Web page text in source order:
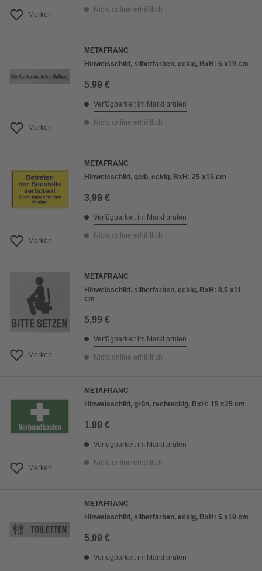
Merken
Nicht online erhältlich
Merken
METAFRANC
Hinweisschild, silberfarben, eckig, BxH: 5 x19 cm
5,99 €
Verfügbarkeit im Markt prüfen
Nicht online erhältlich
Merken
METAFRANC
Hinweisschild, gelb, eckig, BxH: 25 x15 cm
3,99 €
Verfügbarkeit im Markt prüfen
Nicht online erhältlich
Merken
METAFRANC
Hinweisschild, silberfarben, eckig, BxH: 8,5 x11
cm
5,99 €
Verfügbarkeit im Markt prüfen
Nicht online erhältlich
Merken
METAFRANC
Hinweisschild, grün, rechteckig, BxH: 15 x25 cm
1,99 €
Verfügbarkeit im Markt prüfen
Nicht online erhältlich
METAFRANC
Hinweisschild, silberfarben, eckig, BxH: 5 x19 cm
5,99 €
Verfügbarkeit im Markt prüfen